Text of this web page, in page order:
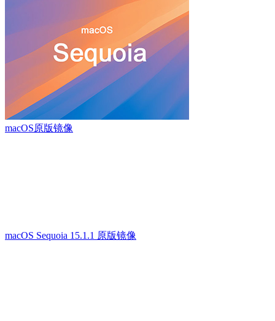
macOS原版镜像
macOS Sequoia 15.1.1 原版镜像